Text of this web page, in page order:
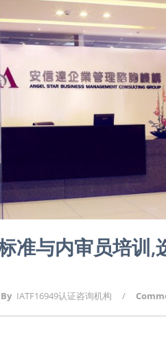
准与内审员培训
IATF16949认证咨询机构 /